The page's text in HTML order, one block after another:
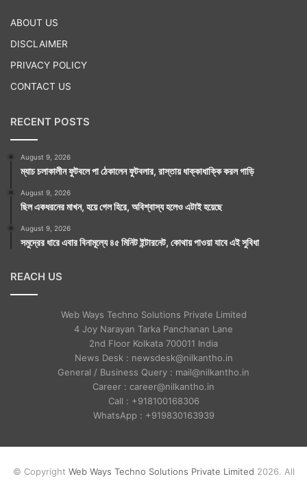
ABOUT US
DISCLAIMER
PRIVACY POLICY
CONTACT US
RECENT POSTS
August 9, 2026
ম্যাচ চলাকালীন ফুটবলে পা ঠেকালেন ফুটবলার, রাস্তায় ধাক্কাধাক্কি করল গাড়ি
August 9, 2026
ছিল একধরনের মাখন, হয়ে গেল হিরে, অবিশ্বাস্য হলেও এটাই হয়েছে
August 9, 2026
সমুদ্রের ধারে এবার বিনামূল্যে ৪৫ মিনিট ইন্টারনেট, কোথায় পাওয়া যাবে এই সুবিধা
REACH US
Web Ways Techno Solutions Private Limited
4 Joy Narayan Tarka Panchanan Lane
2nd Floor Kolkata 700011 India
News Desk : newsdesk@nilkantho.in
General / Business Query : mail@nilkantho.in
Career : career@nilkantho.in
Call : +918100168306
WhatsApp : +919830163939
© Copyright Web Ways Techno Solutions Private Limited 2026. All